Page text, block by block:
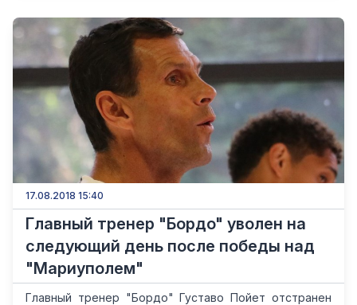
17.08.2018 15:40
Главный тренер "Бордо" уволен на
следующий день после победы над
"Мариуполем"
Главный тренер "Бордо" Густаво Пойет отстранен